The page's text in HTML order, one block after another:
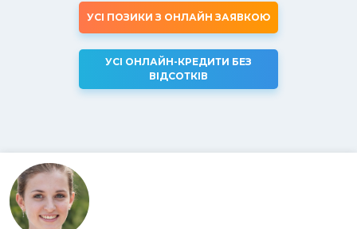
УСІ ПОЗИКИ З ОНЛАЙН ЗАЯВКОЮ
УСІ ОНЛАЙН-КРЕДИТИ БЕЗ
ВІДСОТКІВ